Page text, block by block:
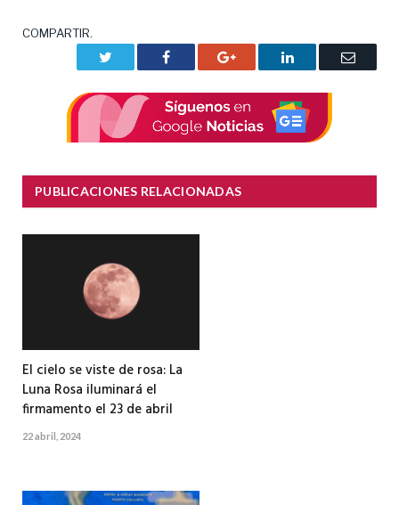
COMPARTIR.
Facebook Google+ LinkedIn
Correo
PUBLICACIONES RELACIONADAS
El cielo se viste de rosa: La
Luna Rosa iluminará el
firmamento el 23 de abril
22 abril, 2024